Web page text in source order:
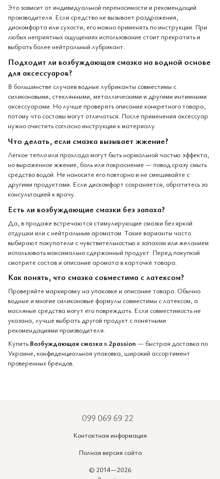
Это зависит от индивидуальной переносимости и рекомендаций
производителя. Если средство не вызывает раздражения,
дискомфорта или сухости, его можно применять по инструкции. При
любых неприятных ощущениях использование стоит прекратить и
выбрать более нейтральный лубрикант.
Подходит ли возбуждающая смазка на водной основе
для аксессуаров?
В большинстве случаев водные лубриканты совместимы с
силиконовыми, стеклянными, металлическими и другими интимными
аксессуарами. Но лучше проверять описание конкретного товара,
потому что составы могут отличаться. После применения аксессуар
нужно очистить согласно инструкции к материалу.
Что делать, если смазка вызывает жжение?
Лёгкое тепло или прохлада могут быть нормальной частью эффекта,
но выраженное жжение, боль или покраснение — повод сразу смыть
средство водой. Не наносите его повторно и не смешивайте с
другими продуктами. Если дискомфорт сохраняется, обратитесь за
консультацией к врачу.
Есть ли возбуждающие смазки без запаха?
Да, в продаже встречаются стимулирующие смазки без яркой
отдушки или с нейтральным ароматом. Такие варианты часто
выбирают покупатели с чувствительностью к запахам или желанием
использовать максимально сдержанный продукт. Перед покупкой
смотрите состав и описание аромата в карточке товара.
Как понять, что смазка совместима с латексом?
Проверяйте маркировку на упаковке и описание товара. Обычно
водные и многие силиконовые формулы совместимы с латексом, а
масляные средства могут его повреждать. Если совместимость не
указана, лучше выбрать другой продукт с понятными
рекомендациями производителя.
Купить Возбуждающая смазка в 2passion — быстрая доставка по
Украине, конфиденциальная упаковка, широкий ассортимент
проверенных брендов.
099 069 69 22
Контактная информация
Полная версия сайта
© 2014—2026